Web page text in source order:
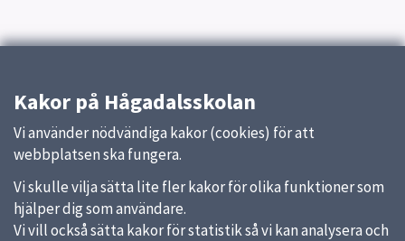
Kakor på Hågadalsskolan
Vi använder nödvändiga kakor (cookies) för att
webbplatsen ska fungera.
Vi skulle vilja sätta lite fler kakor för olika funktioner som
hjälper dig som användare.
Vi vill också sätta kakor för statistik så vi kan analysera och